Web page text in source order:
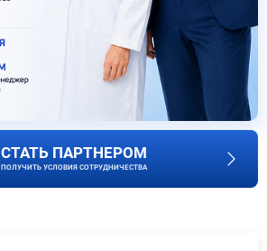
СТАТЬ ПАРТНЕРОМ
ПОЛУЧИТЬ УСЛОВИЯ СОТРУДНИЧЕСТВА